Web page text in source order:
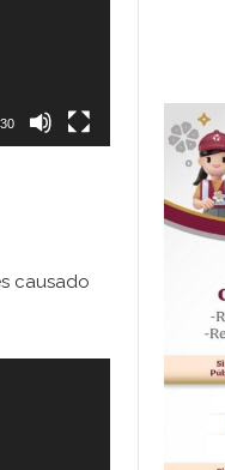
causado